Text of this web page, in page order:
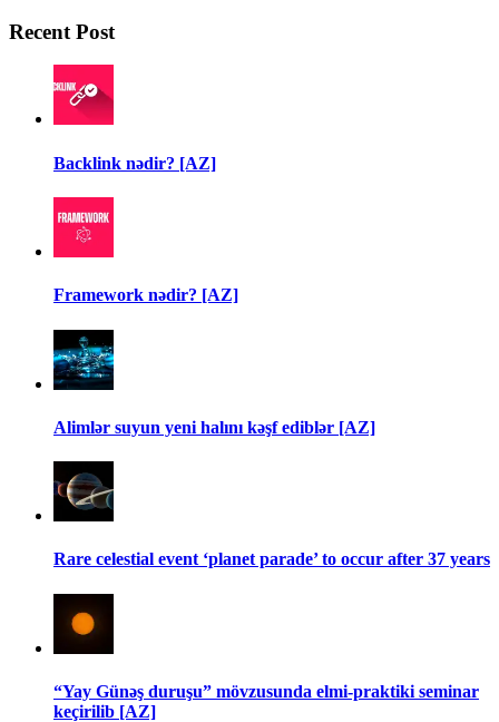
Recent Post
Backlink nədir? [AZ]
Framework nədir? [AZ]
Alimlər suyun yeni halını kəşf ediblər [AZ]
Rare celestial event ‘planet parade’ to occur after 37 years
“Yay Günəş duruşu” mövzusunda elmi-praktiki seminar
keçirilib [AZ]